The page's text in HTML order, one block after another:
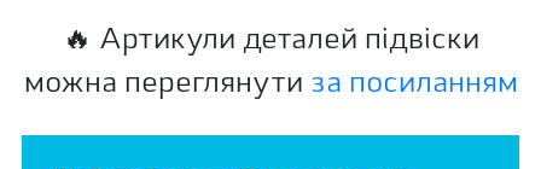
🔥 Артикули деталей підвіски
можна переглянути за посиланням